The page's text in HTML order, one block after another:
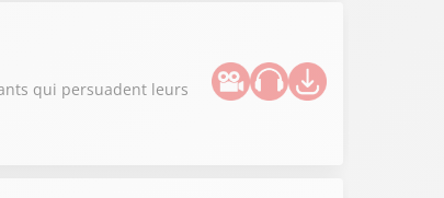
qui persuadent leurs